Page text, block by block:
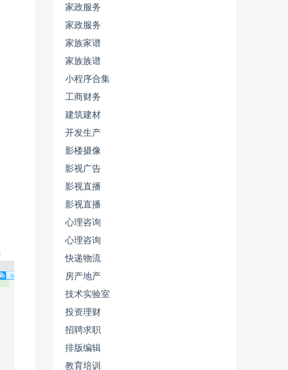
家政服务
家政服务
家族家谱
家族族谱
小程序合集
工商财务
建筑建材
开发生产
影楼摄像
影视广告
影视直播
影视直播
心理咨询
心理咨询
快递物流
房产地产
技术实验室
投资理财
招聘求职
排版编辑
教育培训